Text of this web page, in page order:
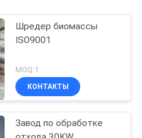
Шредер биомассы
ISO9001
MOQ:1
КОНТАКТЫ
Завод по обработке